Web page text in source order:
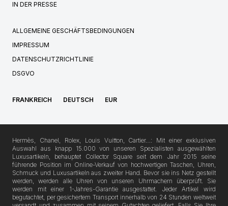
IN DER PRESSE
ALLGEMEINE GESCHÄFTSBEDINGUNGEN
IMPRESSUM
DATENSCHUTZRICHTLINIE
DSGVO
FRANKREICH DEUTSCH EUR
Hermès, Chanel, Rolex, Louis Vuitton, Cartier…: Mit einer exklusiven
Auswahl aus knapp 15.000 von unseren Spezialisten ausgewählten
Luxusartikeln, behauptet Collector Square seit dem Jahr 2015 seine
führende Position im Online-Verkauf von hochwertigen Taschen, Uhren,
Schmuck und Luxusartikeln aus zweiter Hand. Bevor sie ins Netz gestellt
werden, werden alle Uhren von unseren Uhrmachern überprüft. Sie
werden mit einer 1-Jahres-Garantie ausgestattet. Jeder Artikel wird
begutachtet, per gesichertem Transport innerhalb von 24 Stunden weltweit